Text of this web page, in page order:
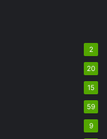
2
20
15
59
9